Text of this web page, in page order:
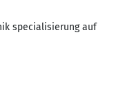
specialisierung auf